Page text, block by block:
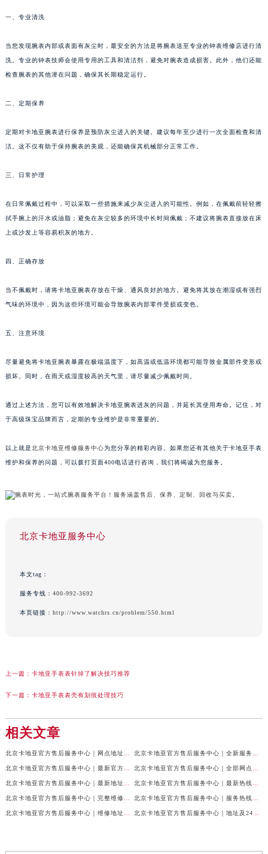
一、专业清洗
当您发现腕表内部或表面有灰尘时，最安全的方法是将腕表送至专业的钟表维修店进行清
洗。专业的钟表技师会使用专用的工具和清洁剂，避免对腕表造成损害。此外，他们还能
检查腕表的其他潜在问题，确保其长期稳定运行。
二、定期保养
定期对卡地亚腕表进行保养是预防灰尘进入的关键。建议每年至少进行一次全面检查和清
洁。这不仅有助于保持腕表的美观，还能确保其机械部分正常工作。
三、日常护理
在日常佩戴过程中，可以采取一些措施来减少灰尘进入的可能性。例如，在佩戴前轻轻擦
拭手腕上的汗水或油脂；避免在灰尘较多的环境中长时间佩戴；不建议将腕表直接放在床
上或沙发上等容易积灰的地方。
四、正确存放
当不佩戴时，请将卡地亚腕表存放在干燥、通风良好的地方。避免将其放在潮湿或有强烈
气味的环境中，因为这些环境可能会导致腕表内部零件受损或变色。
五、注意环境
尽量避免将卡地亚腕表暴露在极端温度下，如高温或低温环境都可能导致金属部件变形或
损坏。同时，在雨天或湿度较高的天气里，请尽量减少佩戴时间。
通过上述方法，您可以有效地解决卡地亚腕表进灰的问题，并延长其使用寿命。记住，对
于高级珠宝品牌而言，定期的专业维护是非常重要的。
以上就是北京卡地亚维修服务中心为您分享的精彩内容。如果您还有其他关于卡地亚手表
维护和保养的问题，可以拨打页面400电话进行咨询，我们将竭诚为您服务。
北京卡地亚服务中心
本文tag：
服务专线： 400-992-3692
本页链接： http://www.watchrs.cn/problem/550.html
上一篇： 卡地亚手表表针掉了解决技巧推荐
下一篇： 卡地亚手表表壳有划痕处理技巧
相关文章